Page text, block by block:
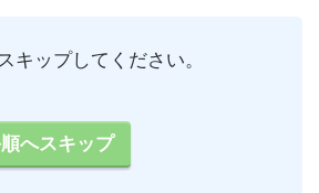
キップしてください。
へスキップ